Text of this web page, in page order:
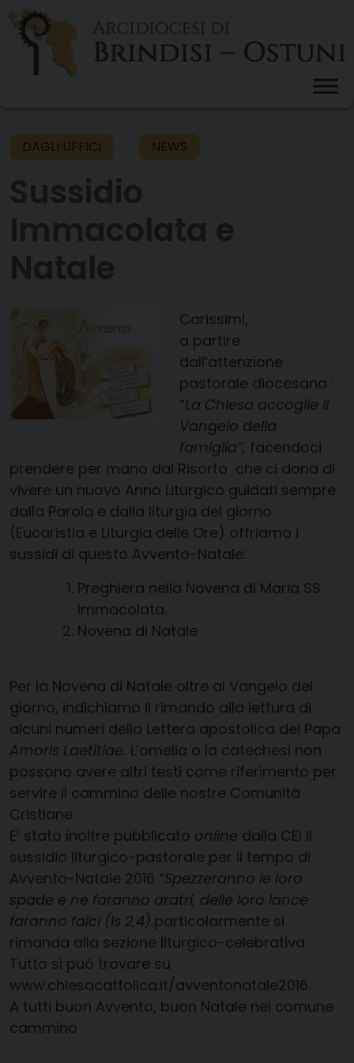
Skip
content
DAGLI UFFICI NEWS
Carissimi,
a partire
dall’attenzione
pastorale diocesana :
“La Chiesa accoglie il
Vangelo della
famiglia”, facendoci
prendere per mano dal Risorto che ci dona di
vivere un nuovo Anno Liturgico guidati sempre
dalla Parola e dalla liturgia del giorno
(Eucaristia e Liturgia delle Ore) offriamo i
sussidi di questo Avvento-Natale:
Preghiera nella Novena di Maria SS.
Immacolata.
Novena di Natale
Per la Novena di Natale oltre al Vangelo del
giorno, indichiamo il rimando alla lettura di
alcuni numeri della Lettera apostolica del Papa
Amoris Laetitiae. L’omelia o la catechesi non
possono avere altri testi come riferimento per
servire il cammino delle nostre Comunità
Cristiane.
E’ stato inoltre pubblicato online dalla CEI il
sussidio liturgico-pastorale per il tempo di
Avvento-Natale 2016 “Spezzeranno le loro
spade e ne faranno aratri, delle loro lance
faranno falci (Is 2,4).particolarmente si
rimanda alla sezione liturgico-celebrativa.
Tutto si può trovare su
www.chiesacattolica.it/avventonatale2016.
A tutti buon Avvento, buon Natale nel comune
cammino